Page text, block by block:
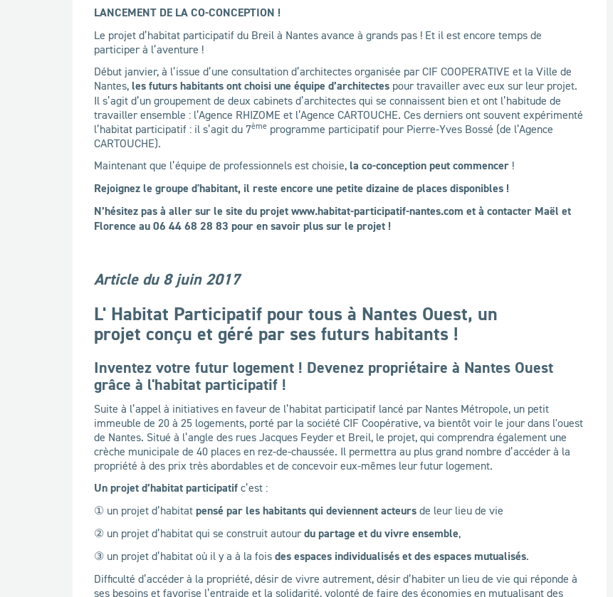
LANCEMENT DE LA CO-CONCEPTION !
Le projet d’habitat participatif du Breil à Nantes avance à grands pas ! Et il est encore temps de
participer à l’aventure !
Début janvier, à l’issue d’une consultation d’architectes organisée par CIF COOPERATIVE et la Ville de
Nantes, les futurs habitants ont choisi une équipe d’architectes pour travailler avec eux sur leur projet.
Il s’agit d’un groupement de deux cabinets d’architectes qui se connaissent bien et ont l’habitude de
travailler ensemble : l’Agence RHIZOME et l’Agence CARTOUCHE. Ces derniers ont souvent expérimenté
l’habitat participatif : il s’agit du 7ème programme participatif pour Pierre-Yves Bossé (de l’Agence
CARTOUCHE).
Maintenant que l’équipe de professionnels est choisie, la co-conception peut commencer !
Rejoignez le groupe d'habitant, il reste encore une petite dizaine de places disponibles !
N’hésitez pas à aller sur le site du projet www.habitat-participatif-nantes.com et à contacter Maël et
Florence au 06 44 68 28 83 pour en savoir plus sur le projet !
Article du 8 juin 2017
L' Habitat Participatif pour tous à Nantes Ouest, un
projet conçu et géré par ses futurs habitants !
Inventez votre futur logement ! Devenez propriétaire à Nantes Ouest
grâce à l'habitat participatif !
Suite à l’appel à initiatives en faveur de l’habitat participatif lancé par Nantes Métropole, un petit
immeuble de 20 à 25 logements, porté par la société CIF Coopérative, va bientôt voir le jour dans l'ouest
de Nantes. Situé à l’angle des rues Jacques Feyder et Breil, le projet, qui comprendra également une
crèche municipale de 40 places en rez-de-chaussée. Il permettra au plus grand nombre d’accéder à la
propriété à des prix très abordables et de concevoir eux-mêmes leur futur logement.
Un projet d’habitat participatif c’est :
① un projet d’habitat pensé par les habitants qui deviennent acteurs de leur lieu de vie
② un projet d’habitat qui se construit autour du partage et du vivre ensemble,
③ un projet d’habitat où il y a à la fois des espaces individualisés et des espaces mutualisés.
Difficulté d’accéder à la propriété, désir de vivre autrement, désir d’habiter un lieu de vie qui réponde à
ses besoins et favorise l’entraide et la solidarité, volonté de faire des économies en mutualisant des